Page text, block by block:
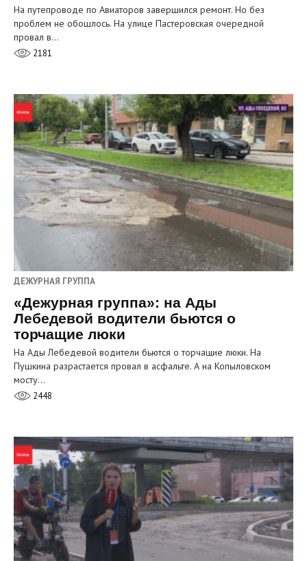
На путепроводе по Авиаторов завершился ремонт. Но без
проблем не обошлось. На улице Пастеровская очередной
провал в…
2181
ДЕЖУРНАЯ ГРУППА
«Дежурная группа»: на Ады
Лебедевой водители бьются о
торчащие люки
На Ады Лебедевой водители бьются о торчащие люки. На
Пушкина разрастается провал в асфальте. А на Копыловском
мосту…
2448